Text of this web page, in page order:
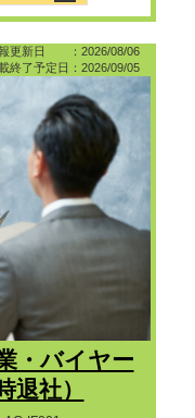
更新日 ：2026/08/06
終了予定日：2026/09/05
・バイヤー
退社）